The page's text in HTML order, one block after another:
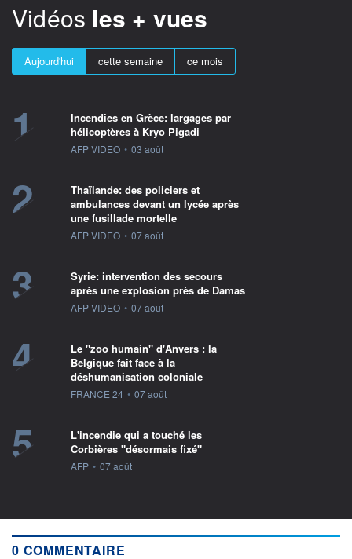
Vidéos les + vues
Aujourd'hui cette semaine ce mois
1
Incendies en Grèce: largages par
hélicoptères à Kryo Pigadi
information fournie par
AFP VIDEO • 03 août
2
Thaïlande: des policiers et
ambulances devant un lycée après
une fusillade mortelle
information fournie par
AFP VIDEO • 07 août
3
Syrie: intervention des secours
après une explosion près de Damas
information fournie par
AFP VIDEO • 07 août
4
Le "zoo humain" d'Anvers : la
Belgique fait face à la
déshumanisation coloniale
information fournie par
FRANCE 24 • 07 août
5
L'incendie qui a touché les
Corbières "désormais fixé"
information fournie par
AFP • 07 août
0 COMMENTAIRE